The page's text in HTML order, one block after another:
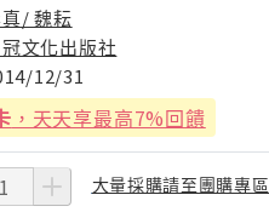
/ 魏耘
文化出版社
12/31
，天天享最高7%回饋
大量採購請至團購專區